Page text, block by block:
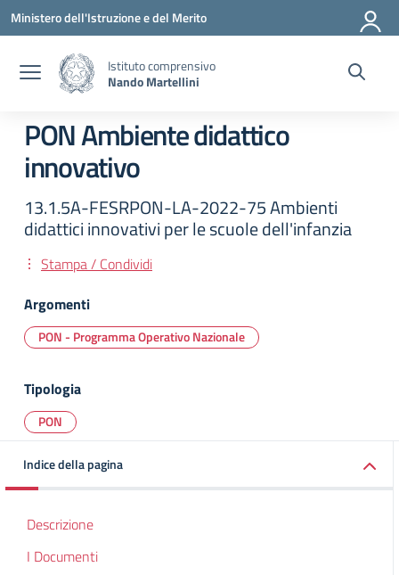
Vai ai contenuti
Vai al menu di navigazione
Vai al footer
Ministero dell'Istruzione e del Merito
Istituto comprensivo
Nando Martellini
PON Ambiente didattico
innovativo
13.1.5A-FESRPON-LA-2022-75 Ambienti
didattici innovativi per le scuole dell'infanzia
Stampa / Condividi
Argomenti
PON - Programma Operativo Nazionale
Tipologia
PON
Indice della pagina
Descrizione
I Documenti